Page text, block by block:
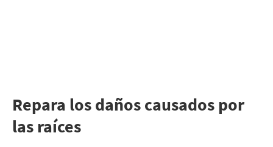
Repara los daños causados por
las raíces